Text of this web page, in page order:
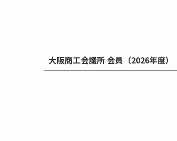
大阪商工会議所 会員（2026年度）